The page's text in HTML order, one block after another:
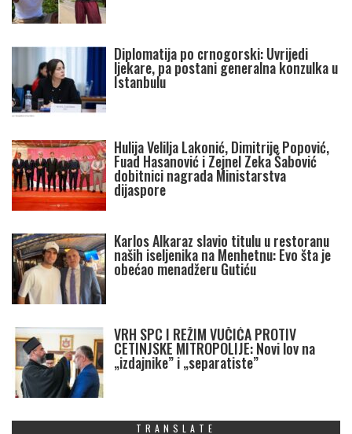
Diplomatija po crnogorski: Uvrijedi
ljekare, pa postani generalna konzulka u
Istanbulu
Hulija Velilja Lakonić, Dimitrije Popović,
Fuad Hasanović i Zejnel Zeka Šabović
dobitnici nagrada Ministarstva
dijaspore
Karlos Alkaraz slavio titulu u restoranu
naših iseljenika na Menhetnu: Evo šta je
obećao menadžeru Gutiću
VRH SPC I REŽIM VUČIĆA PROTIV
CETINJSKE MITROPOLIJE: Novi lov na
„izdajnike” i „separatiste”
TRANSLATE